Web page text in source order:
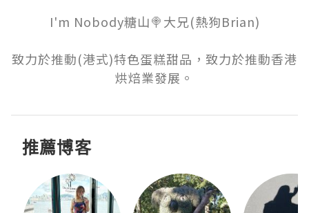
I'm Nobody糖山🍭大兄(熱狗Brian)
致力於推動(港式)特色蛋糕甜品，致力於推動香港
烘焙業發展。
推薦博客